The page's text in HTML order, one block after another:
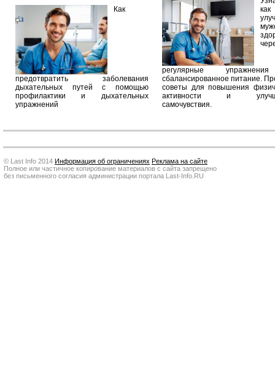
Как
предотвратить заболевания
дыхательных путей с помощью
профилактики и дыхательных
упражнений
как
регулярные
сбалансированное питание.
советы для повышения
активности и
самочувствия.
© Last Info 2014 Информация об ограничениях Реклама на сайте
Полное или частичное копирование материалов с сайта запрещено
без письменного согласия администрации портала Last-Info.RU